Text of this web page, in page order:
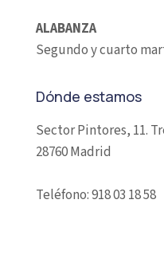
ALABANZA
Segundo y cuarto
Dónde estamos
Sector Pintores, 11.
28760 Madrid
Teléfono: 918 03 18 58